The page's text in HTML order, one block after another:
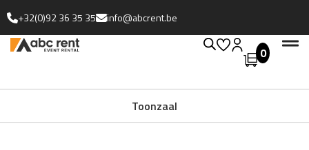
+32(0)92 36 35 35 info@abcrent.be
0
Toonzaal